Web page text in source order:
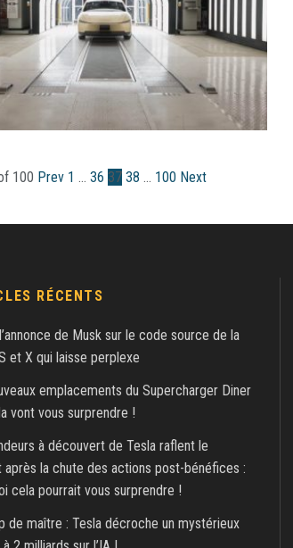
100 Prev 1 … 36 37 38 … 100 Next
RÉCENTS
de Musk sur le code source de la
et X qui laisse perplexe
emplacements du Supercharger Diner
vont vous surprendre !
à découvert de Tesla raflent le
après la chute des actions post-bénéfices :
cela pourrait vous surprendre !
de maître : Tesla décroche un mystérieux